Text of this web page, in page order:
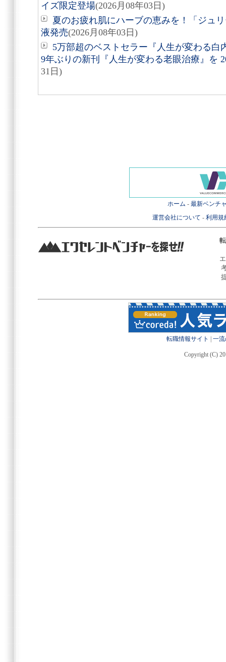
イズ限定登場(2026月08年03日)
夏のお疲れ肌にハーブの恵みを！「ジュ
液発売(2026月08年03日)
5万部超のベストセラー『人生が変わる白
9年ぶりの新刊『人生が変わる老眼治療』を
31日)
ホーム - 最新ベンチ
運営会社について - 利用規
転職情報サイト 一
Copyright (C)